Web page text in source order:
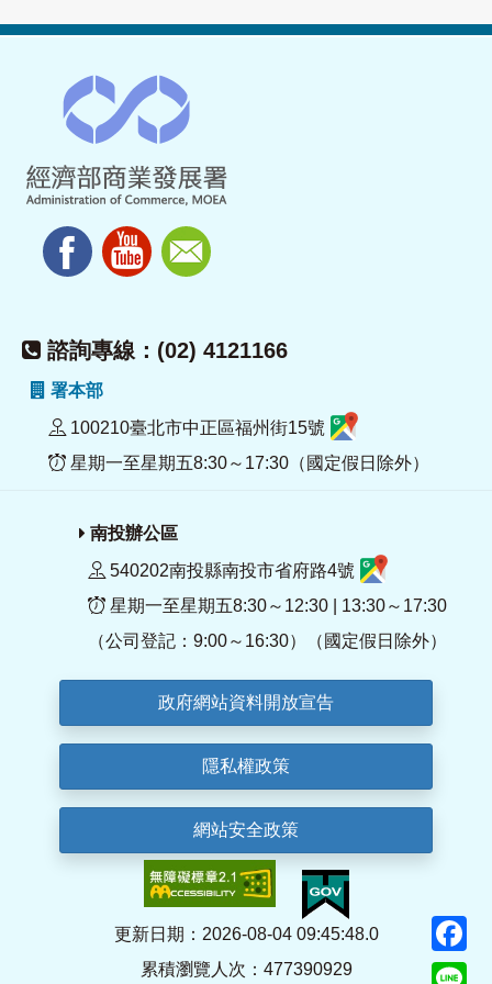
諮詢專線：(02) 4121166
署本部
100210臺北市中正區福州街15號
星期一至星期五8:30～17:30（國定假日除外）
南投辦公區
540202南投縣南投市省府路4號
星期一至星期五8:30～12:30 | 13:30～17:30
（公司登記：9:00～16:30）（國定假日除外）
政府網站資料開放宣告
隱私權政策
網站安全政策
更新日期：2026-08-04 09:45:48.0
累積瀏覽人次：477390929